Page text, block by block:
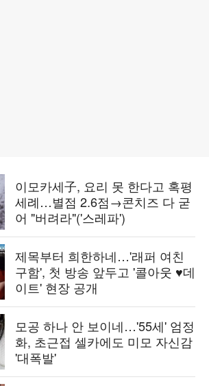
이모카세子, 요리 못 한다고 혹평
세례…별점 2.6점→콘치즈 다 굳
어 "버려라"('스레파')
제목부터 희한하네…'래퍼 여친
구함', 첫 방송 앞두고 '콜아웃 ♥데
이트' 현장 공개
모공 하나 안 보이네…'55세' 엄정
화, 초근접 셀카에도 미모 자신감
'대폭발'